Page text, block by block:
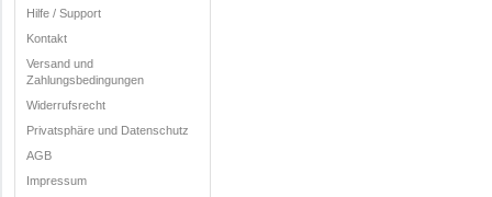
Hilfe / Support
Kontakt
Versand und
Zahlungsbedingungen
Widerrufsrecht
Privatsphäre und Datenschutz
AGB
Impressum